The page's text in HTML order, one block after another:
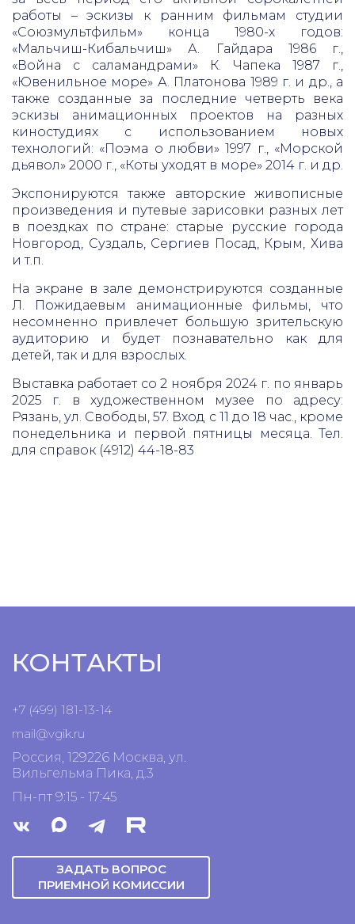
работы – эскизы к ранним фильмам студии
«Союзмультфильм» конца 1980-х годов:
«Мальчиш-Кибальчиш» А. Гайдара 1986 г.,
«Война с саламандрами» К. Чапека 1987 г.,
«Ювенильное море» А. Платонова 1989 г. и др., а
также созданные за последние четверть века
эскизы анимационных проектов на разных
киностудиях с использованием новых
технологий: «Поэма о любви» 1997 г., «Морской
дьявол» 2000 г., «Коты уходят в море» 2014 г. и др.
Экспонируются также авторские живописные
произведения и путевые зарисовки разных лет
в поездках по стране: старые русские города
Новгород, Суздаль, Сергиев Посад, Крым, Хива
и т.п.
На экране в зале демонстрируются созданные
Л. Пожидаевым анимационные фильмы, что
несомненно привлечет большую зрительскую
аудиторию и будет познавательно как для
детей, так и для взрослых.
Выставка работает со 2 ноября 2024 г. по январь
2025 г. в художественном музее по адресу:
Рязань, ул. Свободы, 57. Вход с 11 до 18 час., кроме
понедельника и первой пятницы месяца. Тел.
для справок (4912) 44-18-83
КОНТАКТЫ
+7 (499) 181-13-14
mail@vgik.ru
Россия, 129226 Москва, ул.
Вильгельма Пика, д.3
Пн-пт 9:15 - 17:45
ЗАДАТЬ ВОПРОС
ПРИЕМНОЙ КОМИССИИ